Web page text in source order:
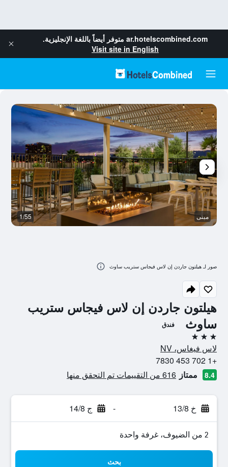
ar.hotelscombined.com متوفر أيضاً باللغة الإنجليزية.
Visit site in English
هيلتون جاردن إن لاس فيجاس ستريب
ساوث
فندق
3 نجوم
لاس فيغاس، NV
+1 702 453 7830
8.4 ممتاز 616 من التقييمات تم التحقق منها
خ 13/8 - ج 14/8
2 من الضيوف، غرفة واحدة
بحث
مبنى 1/55
صور لـ هيلتون جاردن إن لاس فيجاس ستريب ساوث